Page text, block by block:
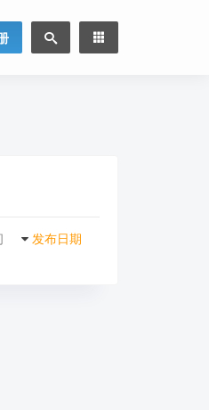
发布日期